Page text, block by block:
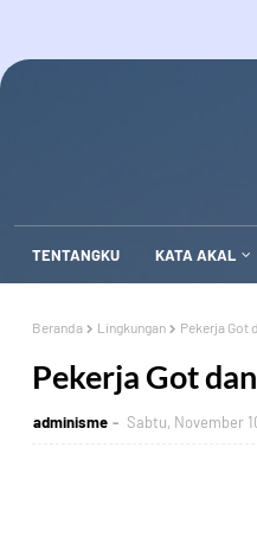
TENTANGKU KATA AKAL
Beranda Lingkungan Pekerja Got
Pekerja Got
adminisme Sabtu, November